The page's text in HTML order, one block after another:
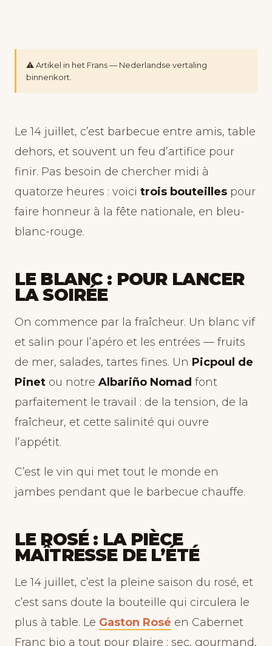
⚠️ Artikel in het Frans — Nederlandse vertaling
binnenkort.
Le 14 juillet, c’est barbecue entre amis, table
dehors, et souvent un feu d’artifice pour
finir. Pas besoin de chercher midi à
quatorze heures : voici trois bouteilles pour
faire honneur à la fête nationale, en bleu-
blanc-rouge.
LE BLANC : POUR LANCER
LA SOIRÉE
On commence par la fraîcheur. Un blanc vif
et salin pour l’apéro et les entrées — fruits
de mer, salades, tartes fines. Un Picpoul de
Pinet ou notre Albariño Nomad font
parfaitement le travail : de la tension, de la
fraîcheur, et cette salinité qui ouvre
l’appétit.
C’est le vin qui met tout le monde en
jambes pendant que le barbecue chauffe.
LE ROSÉ : LA PIÈCE
MAÎTRESSE DE L’ÉTÉ
Le 14 juillet, c’est la pleine saison du rosé, et
c’est sans doute la bouteille qui circulera le
plus à table. Le Gaston Rosé en Cabernet
Franc bio a tout pour plaire : sec, gourmand,